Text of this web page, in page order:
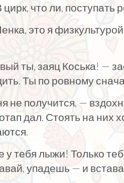
что ли, поступать
это я
ты, заяц Коська! —
Ты по ровному
не получится, —
дал. Стоять на них
тебя лыжи! Только
упадешь — и